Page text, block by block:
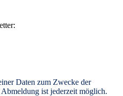
Daten zum Zwecke der
ist jederzeit möglich.